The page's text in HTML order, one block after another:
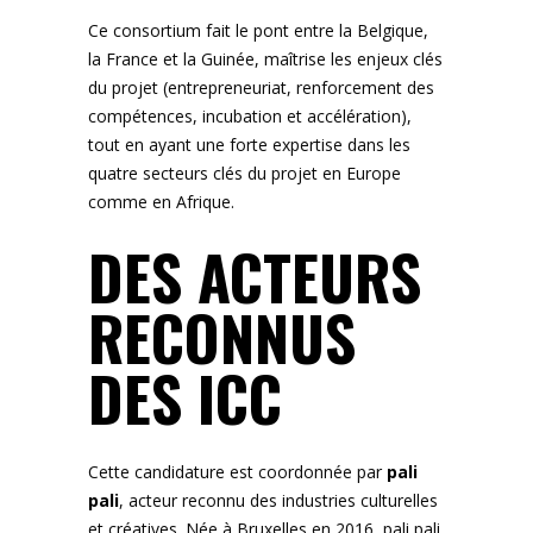
Ce consortium fait le pont entre la Belgique,
la France et la Guinée, maîtrise les enjeux clés
du projet (entrepreneuriat, renforcement des
compétences, incubation et accélération),
tout en ayant une forte expertise dans les
quatre secteurs clés du projet en Europe
comme en Afrique.
DES ACTEURS
RECONNUS
DES ICC
Cette candidature est coordonnée par pali
pali, acteur reconnu des industries culturelles
et créatives. Née à Bruxelles en 2016, pali pali